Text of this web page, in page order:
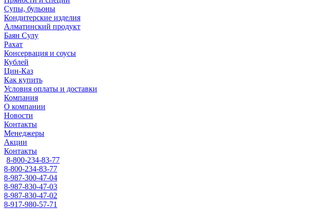
Супы, бульоны
Кондитерские изделия
Алматинский продукт
Баян Сулу
Рахат
Консервация и соусы
Кублей
Цин-Каз
Как купить
Условия оплаты и доставки
Компания
О компании
Новости
Контакты
Менеджеры
Акции
Контакты
8-800-234-83-77
8-800-234-83-77
8-987-300-47-04
8-987-830-47-03
8-987-830-47-02
8-917-980-57-71